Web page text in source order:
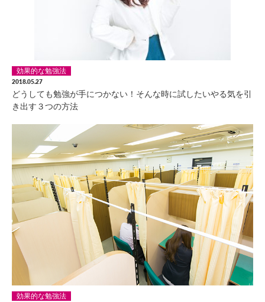
効果的な勉強法
2018.05.27
どうしても勉強が手につかない！そんな時に試したいやる気を引
き出す３つの方法
効果的な勉強法